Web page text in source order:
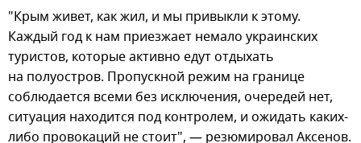
"Крым живет, как жил, и мы привыкли к этому.
Каждый год к нам приезжает немало украинских
туристов, которые активно едут отдыхать
на полуостров. Пропускной режим на границе
соблюдается всеми без исключения, очередей нет,
ситуация находится под контролем, и ожидать каких-
либо провокаций не стоит", — резюмировал Аксенов.